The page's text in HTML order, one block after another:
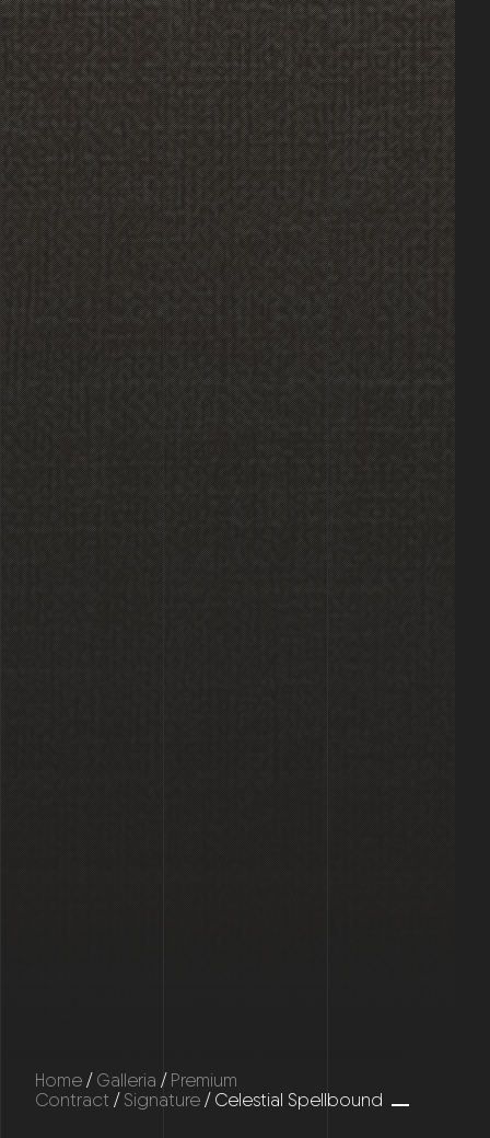
Home/Galleria /Premium
Contract /Signature/ Celestial Spellbound